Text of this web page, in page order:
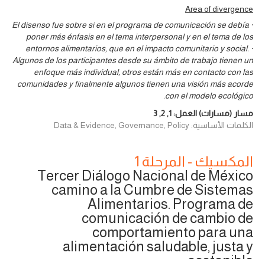
Area of divergence
· El disenso fue sobre si en el programa de comunicación se debía
poner más énfasis en el tema interpersonal y en el tema de los
entornos alimentarios, que en el impacto comunitario y social. ·
Algunos de los participantes desde su ámbito de trabajo tienen un
enfoque más individual, otros están más en contacto con las
comunidades y finalmente algunos tienen una visión más acorde
con el modelo ecológico.
مسار (مسارات) العمل:1
,
2
,
3
الكلمات الأساسية: Data & Evidence, Governance, Policy
المكسيك - المرحلة 1
Tercer Diálogo Nacional de México
camino a la Cumbre de Sistemas
Alimentarios. Programa de
comunicación de cambio de
comportamiento para una
alimentación saludable, justa y